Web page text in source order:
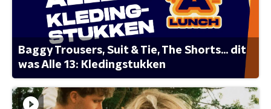
Baggy Trousers, Suit & Tie, The Shorts... dit
was Alle 13: Kledingstukken